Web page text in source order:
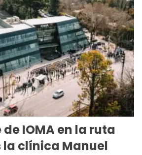
IOMA en la ruta
la clínica Manuel